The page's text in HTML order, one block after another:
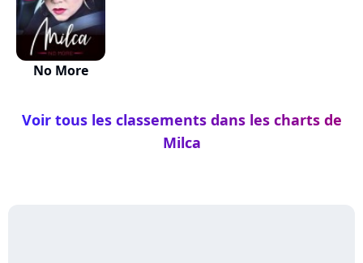
No More
Voir tous les classements dans les charts de
Milca